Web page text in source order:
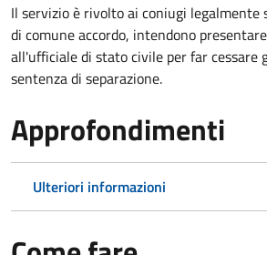
Il servizio è rivolto ai coniugi legalmente
di comune accordo, intendono
all'ufficiale di stato civile per far cessare
sentenza di separazione.
Approfondimenti
Ulteriori informazioni